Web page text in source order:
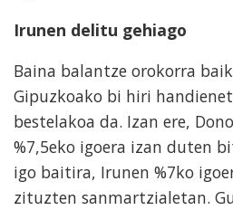
Irunen delitu gehiago
Baina balantze orokorra
Gipuzkoako bi hiri
bestelakoa da. Izan ere,
%7,5eko igoera izan duten
igo baitira, Irunen %7ko
zituzten sanmartzialetan.